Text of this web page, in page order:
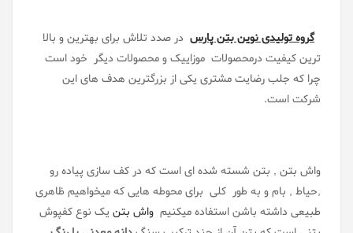
گروه تولیدی نوین بتن پارس در صدد تلاش برای بهترین و بالا
ترین کیفیت درمحصولات موزاییک و محصولات دیگر خود است
چرا که جلب رضایت مشتری یکی از بزرگترین هدف های این
شرکت است.
واش بتن , بتن شسته شده ای است که در کف سازی پیاده رو
,حیاط , بام و به طور کلی برای محوطه هایی که میخواهیم ظاهری
طبیعی داشته باشن استفاده میکنیم واش بتن یک نوع کفپوش